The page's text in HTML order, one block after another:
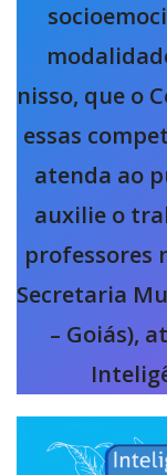
nisso, que o
essas
atenda ao
auxilie o
professores
Secretaria
– Goiás),